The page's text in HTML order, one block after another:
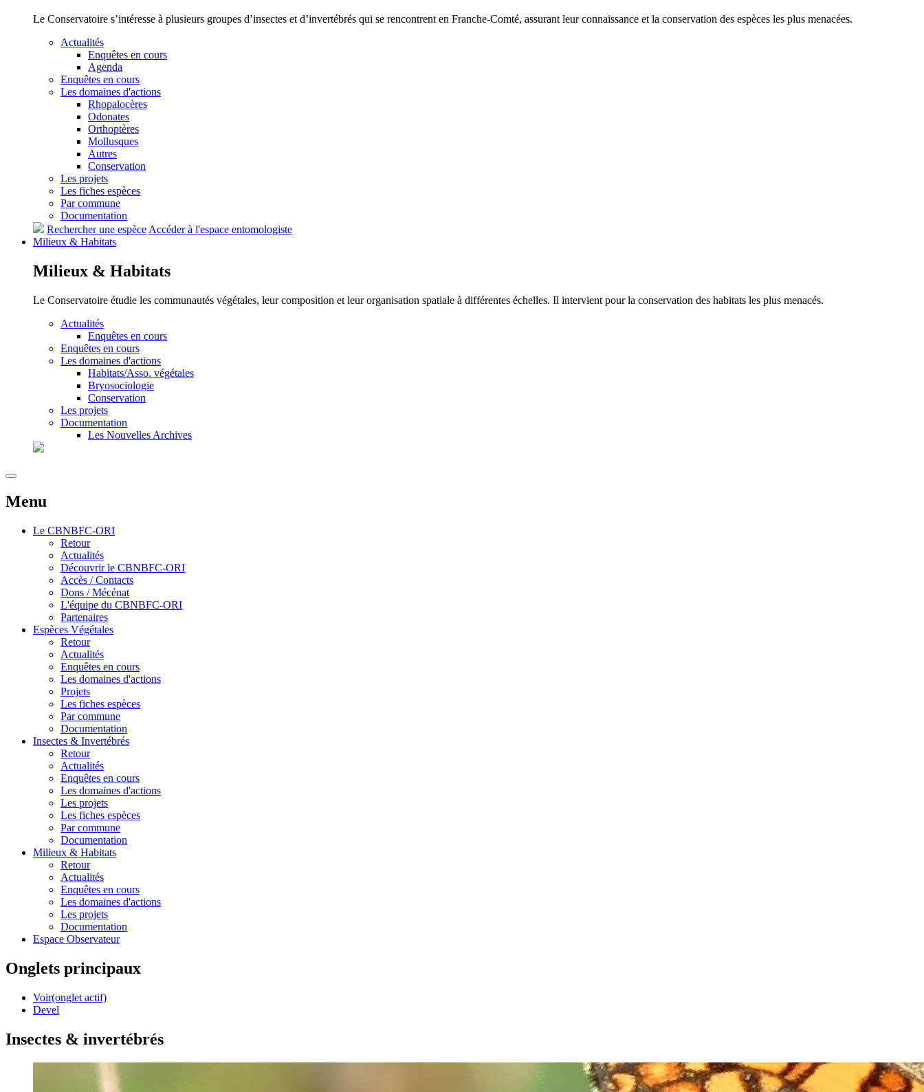
Le Conservatoire s’intéresse à plusieurs groupes d’insectes et d’invertébrés qui se rencontrent en Franche-Comté, assurant leur connaissance et la conservation des espèces les plus menacées.
Actualités
Enquêtes en cours
Agenda
Enquêtes en cours
Les domaines d'actions
Rhopalocères
Odonates
Orthoptères
Mollusques
Autres
Conservation
Les projets
Les fiches espèces
Par commune
Documentation
Rechercher une espèce Accéder à l'espace entomologiste
Milieux & Habitats
Milieux & Habitats
Le Conservatoire étudie les communautés végétales, leur composition et leur organisation spatiale à différentes échelles. Il intervient pour la conservation des habitats les plus menacés.
Actualités
Enquêtes en cours
Enquêtes en cours
Les domaines d'actions
Habitats/Asso. végétales
Bryosociologie
Conservation
Les projets
Documentation
Les Nouvelles Archives
Menu
Le CBNBFC-ORI
Retour
Actualités
Découvrir le CBNBFC-ORI
Accès / Contacts
Dons / Mécénat
L'équipe du CBNBFC-ORI
Partenaires
Espèces Végétales
Retour
Actualités
Enquêtes en cours
Les domaines d'actions
Projets
Les fiches espèces
Par commune
Documentation
Insectes & Invertébrés
Retour
Actualités
Enquêtes en cours
Les domaines d'actions
Les projets
Les fiches espèces
Par commune
Documentation
Milieux & Habitats
Retour
Actualités
Enquêtes en cours
Les domaines d'actions
Les projets
Documentation
Espace Observateur
Onglets principaux
Voir(onglet actif)
Devel
Insectes & invertébrés